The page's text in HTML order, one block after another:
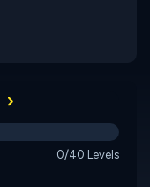
0/40 Levels